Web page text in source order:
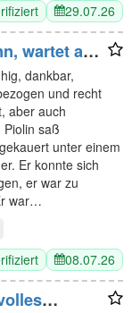
29.07.26
wartet auf
dankbar,
und recht
aber auch
Piolin saß
unter einem
Er konnte sich
er war zu
war…
08.07.26